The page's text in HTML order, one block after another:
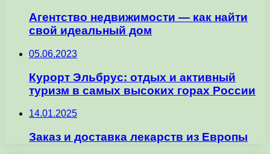
Агентство недвижимости — как найти
свой идеальный дом
05.06.2023
Курорт Эльбрус: отдых и активный
туризм в самых высоких горах России
14.01.2025
Заказ и доставка лекарств из Европы